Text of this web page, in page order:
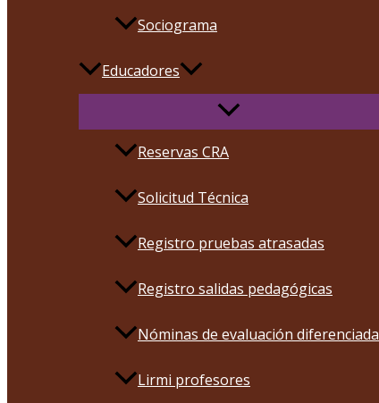
Sociograma
Educadores
Reservas CRA
Solicitud Técnica
Registro pruebas atrasadas
Registro salidas pedagógicas
Nóminas de evaluación diferenciada
Lirmi profesores